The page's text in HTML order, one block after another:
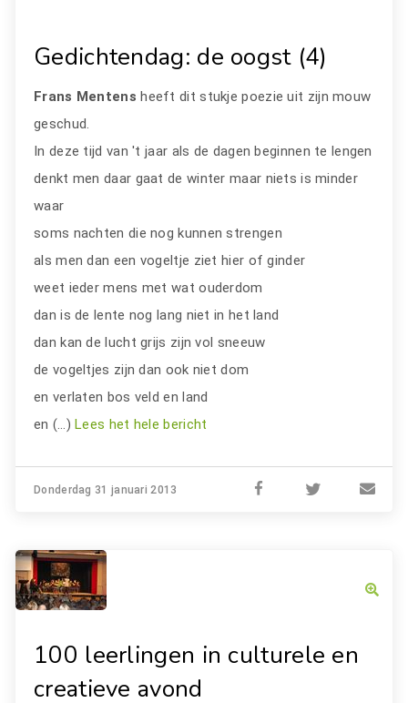
Gedichtendag: de oogst (4)
Frans Mentensheeft dit stukje poezie uit zijn mouw
geschud.
In deze tijd van 't jaar als de dagen beginnen te lengen
denkt men daar gaat de winter maar niets is minder
waar
soms nachten die nog kunnen strengen
als men dan een vogeltje ziet hier of ginder
weet ieder mens met wat ouderdom
dan is de lente nog lang niet in het land
dan kan de lucht grijs zijn vol sneeuw
de vogeltjes zijn dan ook niet dom
en verlaten bos veld en land
en (…)Lees het hele bericht
Donderdag 31 januari 2013
100 leerlingen in culturele en
creatieve avond